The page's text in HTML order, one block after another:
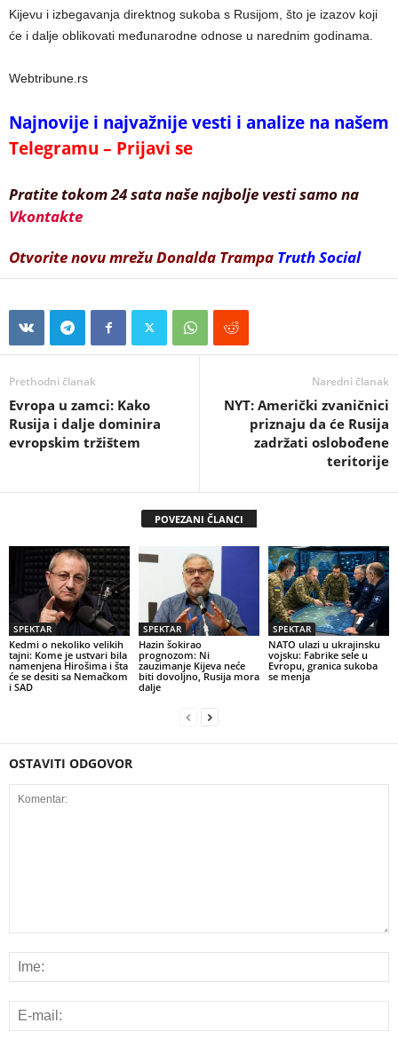
Kijevu i izbegavanja direktnog sukoba s Rusijom, što je izazov koji
će i dalje oblikovati međunarodne odnose u narednim godinama.
Webtribune.rs
Najnovije i najvažnije vesti i analize na našem
Telegramu – Prijavi se
Pratite tokom 24 sata naše najbolje vesti samo na
Vkontakte
Otvorite novu mrežu Donalda Trampa Truth Social
Prethodni članak
Evropa u zamci: Kako
Rusija i dalje dominira
evropskim tržištem
Naredni članak
NYT: Američki zvaničnici
priznaju da će Rusija
zadržati oslobođene
teritorije
POVEZANI ČLANCI
SPEKTAR
Kedmi o nekoliko velikih
tajni: Kome je ustvari bila
namenjena Hirošima i šta
će se desiti sa Nemačkom
i SAD
SPEKTAR
Hazin šokirao
prognozom: Ni
zauzimanje Kijeva neće
biti dovoljno, Rusija mora
dalje
SPEKTAR
NATO ulazi u ukrajinsku
vojsku: Fabrike sele u
Evropu, granica sukoba
se menja
OSTAVITI ODGOVOR